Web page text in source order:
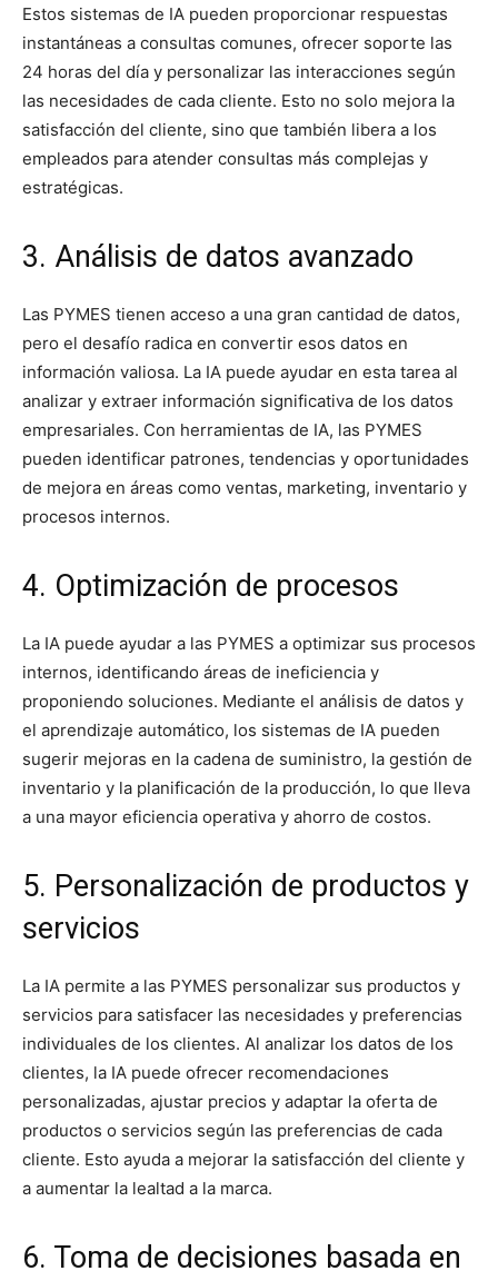
Estos sistemas de IA pueden proporcionar respuestas
instantáneas a consultas comunes, ofrecer soporte las
24 horas del día y personalizar las interacciones según
las necesidades de cada cliente. Esto no solo mejora la
satisfacción del cliente, sino que también libera a los
empleados para atender consultas más complejas y
estratégicas.
3. Análisis de datos avanzado
Las PYMES tienen acceso a una gran cantidad de datos,
pero el desafío radica en convertir esos datos en
información valiosa. La IA puede ayudar en esta tarea al
analizar y extraer información significativa de los datos
empresariales. Con herramientas de IA, las PYMES
pueden identificar patrones, tendencias y oportunidades
de mejora en áreas como ventas, marketing, inventario y
procesos internos.
4. Optimización de procesos
La IA puede ayudar a las PYMES a optimizar sus procesos
internos, identificando áreas de ineficiencia y
proponiendo soluciones. Mediante el análisis de datos y
el aprendizaje automático, los sistemas de IA pueden
sugerir mejoras en la cadena de suministro, la gestión de
inventario y la planificación de la producción, lo que lleva
a una mayor eficiencia operativa y ahorro de costos.
5. Personalización de productos y
servicios
La IA permite a las PYMES personalizar sus productos y
servicios para satisfacer las necesidades y preferencias
individuales de los clientes. Al analizar los datos de los
clientes, la IA puede ofrecer recomendaciones
personalizadas, ajustar precios y adaptar la oferta de
productos o servicios según las preferencias de cada
cliente. Esto ayuda a mejorar la satisfacción del cliente y
a aumentar la lealtad a la marca.
6. Toma de decisiones basada en